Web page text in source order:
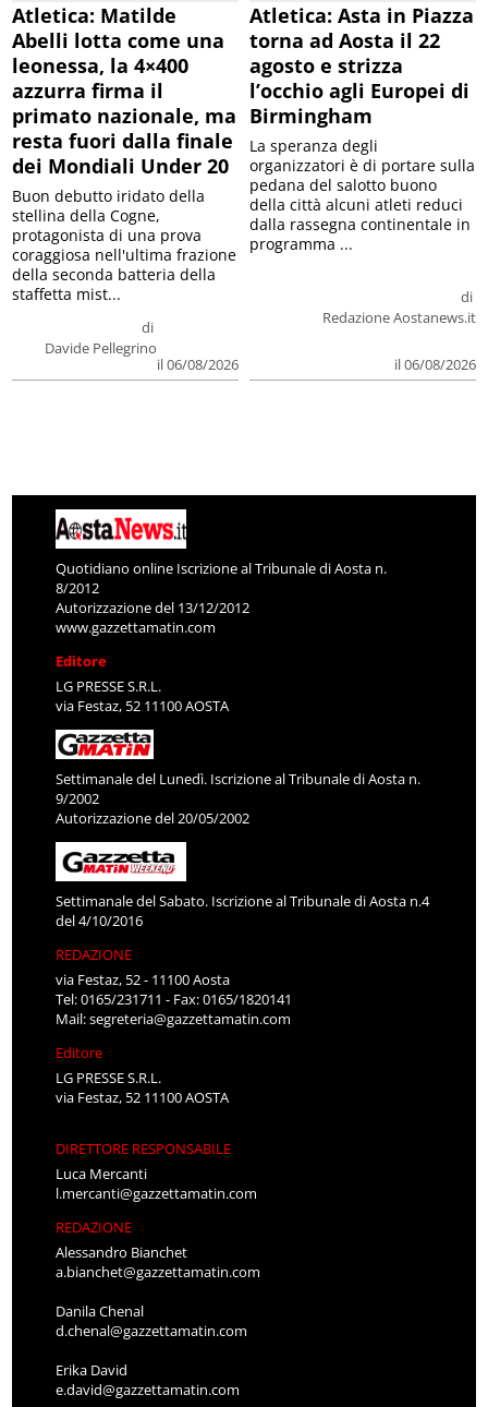
Atletica: Matilde
Abelli lotta come una
leonessa, la 4×400
azzurra firma il
primato nazionale, ma
resta fuori dalla finale
dei Mondiali Under 20
di
Davide Pellegrino
il 06/08/2026
Buon debutto iridato della
stellina della Cogne,
protagonista di una prova
coraggiosa nell'ultima frazione
della seconda batteria della
staffetta mist...
Atletica: Asta in Piazza
torna ad Aosta il 22
agosto e strizza
l’occhio agli Europei di
Birmingham
di
Redazione Aostanews.it
il 06/08/2026
La speranza degli
organizzatori è di portare sulla
pedana del salotto buono
della città alcuni atleti reduci
dalla rassegna continentale in
programma ...
Quotidiano online Iscrizione al Tribunale di Aosta n.
8/2012
Autorizzazione del 13/12/2012
www.gazzettamatin.com
Editore
LG PRESSE S.R.L.
via Festaz, 52 11100 AOSTA
Settimanale del Lunedì. Iscrizione al Tribunale di Aosta n.
9/2002
Autorizzazione del 20/05/2002
Settimanale del Sabato. Iscrizione al Tribunale di Aosta n.4
del 4/10/2016
REDAZIONE
via Festaz, 52 - 11100 Aosta
Tel: 0165/231711 - Fax: 0165/1820141
Mail:segreteria@gazzettamatin.com
Editore
LG PRESSE S.R.L.
via Festaz, 52 11100 AOSTA
DIRETTORE RESPONSABILE
Luca Mercanti
l.mercanti@gazzettamatin.com
REDAZIONE
Alessandro Bianchet
a.bianchet@gazzettamatin.com
Danila Chenal
d.chenal@gazzettamatin.com
Erika David
e.david@gazzettamatin.com